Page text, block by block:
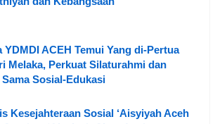
YDMDI ACEH Temui Yang di-Pertua
Melaka, Perkuat Silaturahmi dan
Sosial-Edukasi
Kesejahteraan Sosial ‘Aisyiyah Aceh